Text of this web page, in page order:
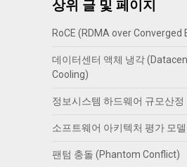
상위 글 및 페이지
RoCE (RDMA over Converged
데이터센터 액체 냉각
Cooling)
정보시스템 하드웨어 규모산정
소프트웨어 아키텍처 평가 모
팬텀 충돌 (Phantom Conflict)